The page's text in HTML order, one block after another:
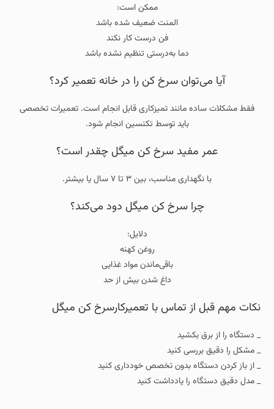
ممکن است:
المنت ضعیف شده باشد
فن درست کار نکند
دما به‌درستی تنظیم نشده باشد
آیا می‌توان سرخ‌ کن را در خانه تعمیر کرد؟
فقط مشکلات ساده مانند تمیزکاری قابل انجام است. تعمیرات تخصصی
باید توسط تکنسین انجام شود.
عمر مفید سرخ‌ کن میگل چقدر است؟
با نگهداری مناسب، بین ۳ تا ۷ سال یا بیشتر.
چرا سرخ‌ کن میگل دود می‌کند؟
دلایل:
روغن کهنه
باقی‌ماندن مواد غذایی
داغ شدن بیش از حد
نکات مهم قبل از تماس با تعمیرکارسرخ کن میگل
_ دستگاه را از برق بکشید
_ مشکل را دقیق بررسی کنید
_ از باز کردن دستگاه بدون تخصص خودداری کنید
_ مدل دقیق دستگاه را یادداشت کنید